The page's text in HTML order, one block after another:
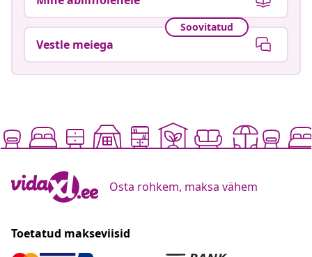
Soovitatud
Vestle meiega
Osta rohkem, maksa vähem
Toetatud makseviisid